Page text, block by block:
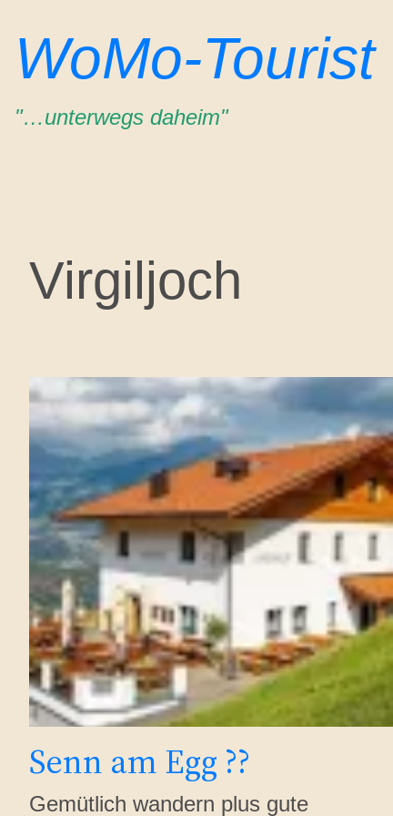
Inhalt
springen
WoMo-Tourist
"…unterwegs daheim"
Virgiljoch
Senn am Egg ??
Gemütlich wandern plus gute